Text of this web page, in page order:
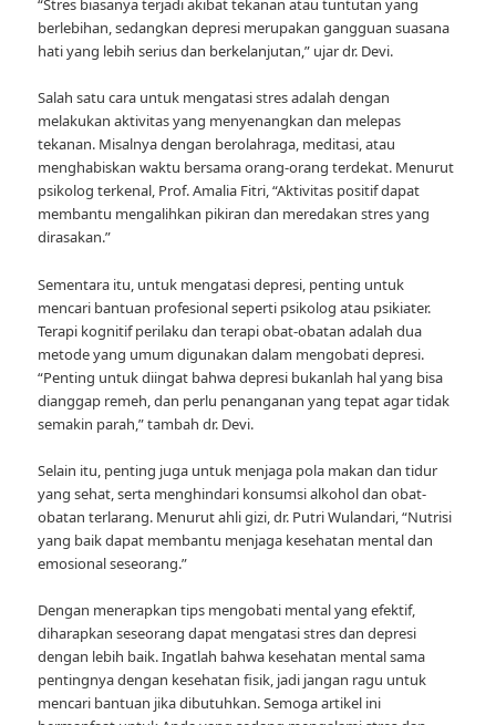
“Stres biasanya terjadi akibat tekanan atau tuntutan yang
berlebihan, sedangkan depresi merupakan gangguan suasana
hati yang lebih serius dan berkelanjutan,” ujar dr. Devi.
Salah satu cara untuk mengatasi stres adalah dengan
melakukan aktivitas yang menyenangkan dan melepas
tekanan. Misalnya dengan berolahraga, meditasi, atau
menghabiskan waktu bersama orang-orang terdekat. Menurut
psikolog terkenal, Prof. Amalia Fitri, “Aktivitas positif dapat
membantu mengalihkan pikiran dan meredakan stres yang
dirasakan.”
Sementara itu, untuk mengatasi depresi, penting untuk
mencari bantuan profesional seperti psikolog atau psikiater.
Terapi kognitif perilaku dan terapi obat-obatan adalah dua
metode yang umum digunakan dalam mengobati depresi.
“Penting untuk diingat bahwa depresi bukanlah hal yang bisa
dianggap remeh, dan perlu penanganan yang tepat agar tidak
semakin parah,” tambah dr. Devi.
Selain itu, penting juga untuk menjaga pola makan dan tidur
yang sehat, serta menghindari konsumsi alkohol dan obat-
obatan terlarang. Menurut ahli gizi, dr. Putri Wulandari, “Nutrisi
yang baik dapat membantu menjaga kesehatan mental dan
emosional seseorang.”
Dengan menerapkan tips mengobati mental yang efektif,
diharapkan seseorang dapat mengatasi stres dan depresi
dengan lebih baik. Ingatlah bahwa kesehatan mental sama
pentingnya dengan kesehatan fisik, jadi jangan ragu untuk
mencari bantuan jika dibutuhkan. Semoga artikel ini